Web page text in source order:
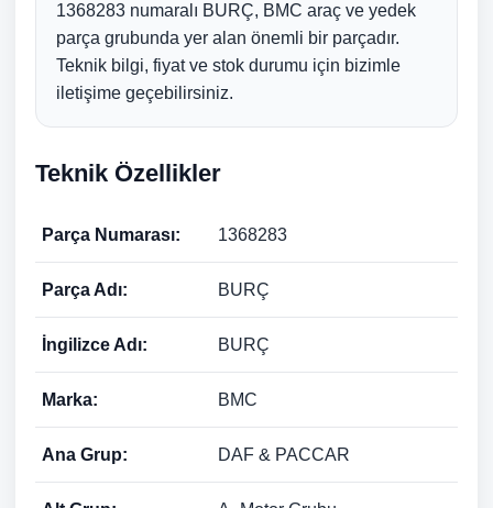
1368283 numaralı BURÇ, BMC araç ve yedek
parça grubunda yer alan önemli bir parçadır.
Teknik bilgi, fiyat ve stok durumu için bizimle
iletişime geçebilirsiniz.
Teknik Özellikler
Parça Numarası: 1368283
Parça Adı: BURÇ
İngilizce Adı: BURÇ
Marka: BMC
Ana Grup: DAF & PACCAR